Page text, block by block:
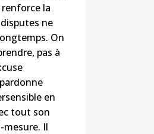
renforce la
ne
On
pas à
en
tout son
mesure. Il